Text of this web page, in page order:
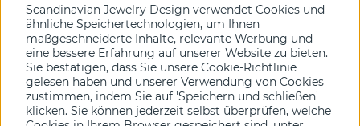
hier an.
Ja bitte!
Scandinavian Jewelry Design verwendet Cookies und
ähnliche Speichertechnologien, um Ihnen
maßgeschneiderte Inhalte, relevante Werbung und
eine bessere Erfahrung auf unserer Website zu bieten.
Sie bestätigen, dass Sie unsere Cookie-Richtlinie
gelesen haben und unserer Verwendung von Cookies
zustimmen, indem Sie auf 'Speichern und schließen'
klicken. Sie können jederzeit selbst überprüfen, welche